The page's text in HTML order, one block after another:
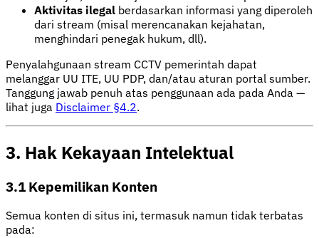
Aktivitas ilegal berdasarkan informasi yang diperoleh
dari stream (misal merencanakan kejahatan,
menghindari penegak hukum, dll).
Penyalahgunaan stream CCTV pemerintah dapat
melanggar UU ITE, UU PDP, dan/atau aturan portal sumber.
Tanggung jawab penuh atas penggunaan ada pada Anda —
lihat juga Disclaimer §4.2.
3. Hak Kekayaan Intelektual
3.1 Kepemilikan Konten
Semua konten di situs ini, termasuk namun tidak terbatas
pada: